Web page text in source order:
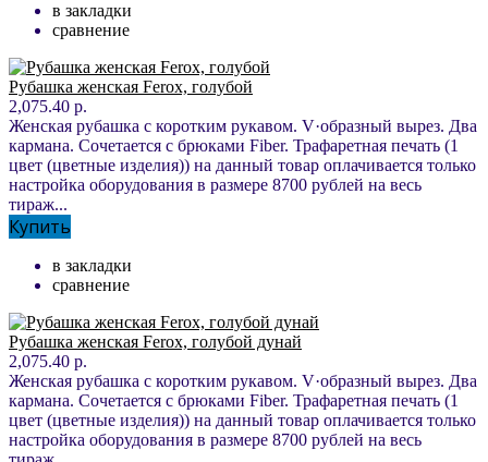
в закладки
сравнение
Рубашка женская Ferox, голубой
2,075.40 р.
Женская рубашка с коротким рукавом. V·образный вырез. Два
кармана. Сочетается с брюками Fiber. Трафаретная печать (1
цвет (цветные изделия)) на данный товар оплачивается только
настройка оборудования в размере 8700 рублей на весь
тираж...
Купить
в закладки
сравнение
Рубашка женская Ferox, голубой дунай
2,075.40 р.
Женская рубашка с коротким рукавом. V·образный вырез. Два
кармана. Сочетается с брюками Fiber. Трафаретная печать (1
цвет (цветные изделия)) на данный товар оплачивается только
настройка оборудования в размере 8700 рублей на весь